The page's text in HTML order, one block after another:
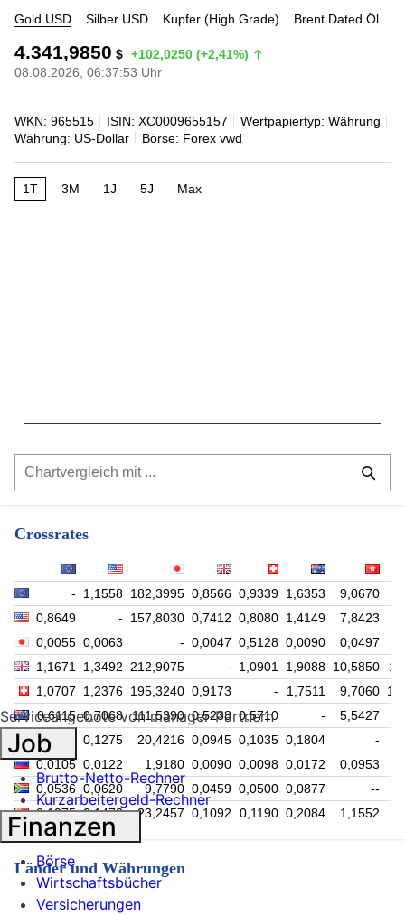
Gold USD Silber USD Kupfer (High Grade) Brent Dated Öl
4.341,9850 $ +102,0250 (+2,41%)
08.08.2026, 06:37:53 Uhr
WKN: 965515 ISIN: XC0009655157
Wertpapiertyp: Währung
Währung: US-Dollar
Börse: Forex vwd
1T 3M 1J 5J Max
Crossrates
- 1,1558 182,3995 0,8566 0,9339 1,6353 9,0670
0,8649
- 157,8030 0,7412 0,8080 1,4149 7,8423
0,0055 0,0063 - 0,0047 0,5128 0,0090 0,0497
1,1671
1,3492 212,9075 - 1,0901 1,9088 10,5850
1,0707
1,2376 195,3240 0,9173 - 1,7511 9,7060
0,6115 0,7068 111,5390 0,5238 0,5710 - 5,5427
0,1103
0,1275 20,4216 0,0945 0,1035 0,1804 -
0,0105 0,0122 1,9180 0,0090 0,0098 0,0172
0,0953
0,0536 0,0620 9,7790 0,0459 0,0500 0,0877 --
0,1275 0,1473 23,2457 0,1092 0,1190 0,2084 1,1552
Länder und Währungen
Serviceangebote von manager-Partnern
Job
Brutto-Netto-Rechner
Kurzarbeitergeld-Rechner
Finanzen
Börse
Wirtschaftsbücher
Versicherungen